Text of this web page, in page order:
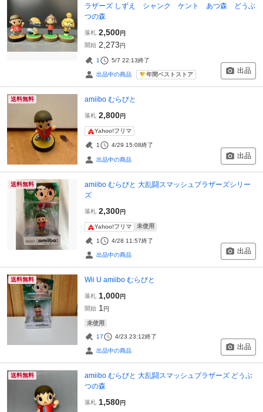
ラザーズ しずえ シャンク ケント あつ森 どうぶ
つの森
落札 2,500円
開始 2,273円
1 5/7 22:13終了
出品中の商品 年間ベストストア 出品
送料無料 amiibo むらびと
落札 2,800円
Yahoo!フリマ
1 4/29 15:08終了
出品中の商品 出品
送料無料
amiibo むらびと 大乱闘スマッシュブラザーズシリー
ズ
落札 2,300円
Yahoo!フリマ 未使用
1 4/28 11:57終了
出品中の商品 出品
送料無料 Wii U amiibo むらびと
落札 1,000円
開始 1 円
未使用
17 4/23 23:12終了
出品中の商品 出品
送料無料
amiibo むらびと 大乱闘スマッシュブラザーズ どうぶ
つの森
落札 1,580円